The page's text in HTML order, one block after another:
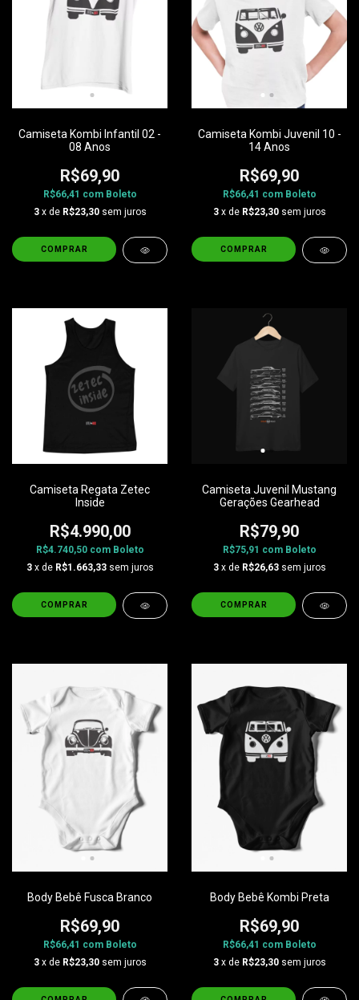
Camiseta Kombi Infantil 02 -
08 Anos
R$69,90
R$66,41 com Boleto
3 x de R$23,30 sem juros
COMPRAR
Camiseta Kombi Juvenil 10 -
14 Anos
R$69,90
R$66,41 com Boleto
3 x de R$23,30 sem juros
COMPRAR
Camiseta Regata Zetec
Inside
R$4.990,00
R$4.740,50 com Boleto
3 x de R$1.663,33 sem juros
COMPRAR
Camiseta Juvenil Mustang
Gerações Gearhead
R$79,90
R$75,91 com Boleto
3 x de R$26,63 sem juros
COMPRAR
Body Bebê Fusca Branco
R$69,90
R$66,41 com Boleto
3 x de R$23,30 sem juros
Body Bebê Kombi Preta
R$69,90
R$66,41 com Boleto
3 x de R$23,30 sem juros